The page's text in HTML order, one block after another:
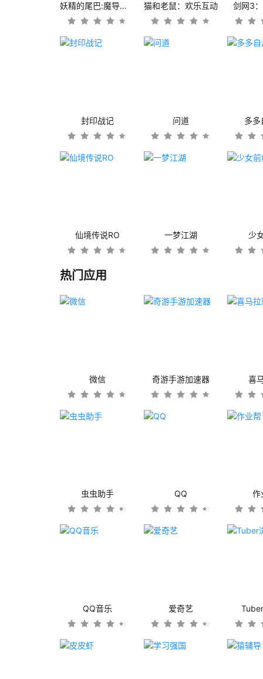
妖精的尾巴:魔导少年 猫和老鼠：欢乐互动 剑网3
封印战记 问道 多多
仙境传说RO 一梦江湖 少
热门应用
微信 奇游手游加速器 喜
虫虫助手 QQ 作
QQ音乐 爱奇艺